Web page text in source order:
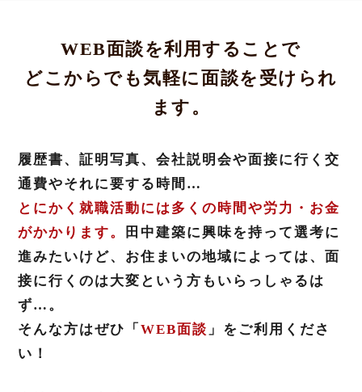
WEB面談を利用することで
どこからでも気軽に面談を受けられ
ます。
履歴書、証明写真、会社説明会や面接に行く交
通費やそれに要する時間…
とにかく就職活動には多くの時間や労力・お金
がかかります。
田中建築に興味を持って選考に
進みたいけど、お住まいの地域によっては、面
接に行くのは大変という方もいらっしゃるは
ず…。
そんな方はぜひ「WEB面談 」をご利用くださ
い！